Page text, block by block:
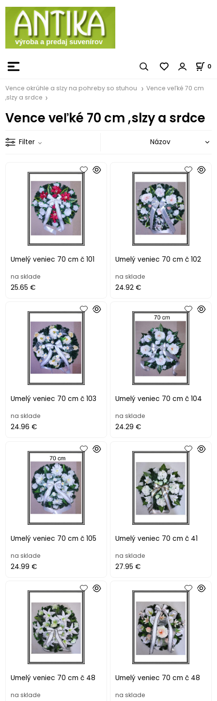
0
Vence okrúhle a slzy na pohreby so stuhou
Vence veľké 70 cm
,slzy a srdce
Vence veľké 70 cm ,slzy a srdce
Filter
Umelý veniec 70 cm č 101
na sklade
25.65 €
Umelý veniec 70 cm č 102
na sklade
24.92 €
Umelý veniec 70 cm č 103
na sklade
24.96 €
Umelý veniec 70 cm č 104
na sklade
24.29 €
Umelý veniec 70 cm č 105
na sklade
24.99 €
Umelý veniec 70 cm č 41
na sklade
27.95 €
Umelý veniec 70 cm č 48
na sklade
Umelý veniec 70 cm č 48
na sklade